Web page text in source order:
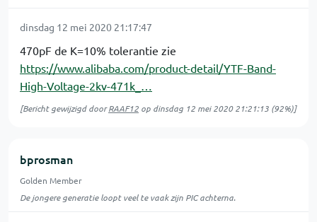
dinsdag 12 mei 2020 21:17:47
470pF de K=10% tolerantie zie
https://www.alibaba.com/product-detail/YTF-Band-
High-Voltage-2kv-471k_…
[Bericht gewijzigd doorRAAF12 op dinsdag 12 mei 2020 21:21:13 (92%)]
bprosman
Golden Member
De jongere generatie loopt veel te vaak zijn PIC achterna.